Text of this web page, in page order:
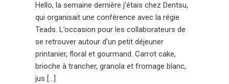
Hello, la semaine dernière j’étais chez Dentsu,
qui organisait une conférence avec la régie
Teads. L’occasion pour les collaborateurs de
se retrouver autour d’un petit déjeuner
printanier, floral et gourmand. Carrot cake,
brioche à trancher, granola et fromage blanc,
jus […]